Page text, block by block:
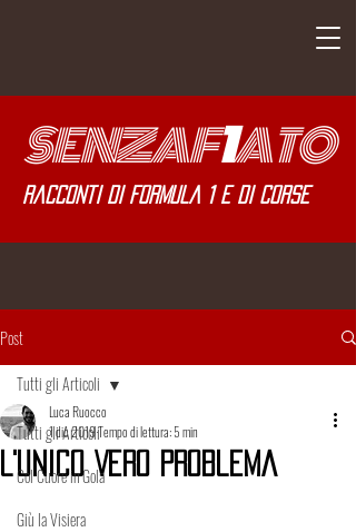
SENZAF1ATO
Racconti di Formula 1 e di corse
Post
Tutti gli Articoli
Col Cuore in Gola
Giù la Visiera
Tutti gli Articoli
L'unico Vero Problema
Luca Ruocco
1 dic 2019Tempo di lettura: 5 min